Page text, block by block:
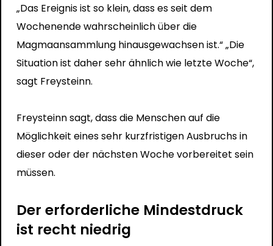
„Das Ereignis ist so klein, dass es seit dem
Wochenende wahrscheinlich über die
Magmaansammlung hinausgewachsen ist.“ „Die
Situation ist daher sehr ähnlich wie letzte Woche“,
sagt Freysteinn.
Freysteinn sagt, dass die Menschen auf die
Möglichkeit eines sehr kurzfristigen Ausbruchs in
dieser oder der nächsten Woche vorbereitet sein
müssen.
Der erforderliche Mindestdruck
ist recht niedrig